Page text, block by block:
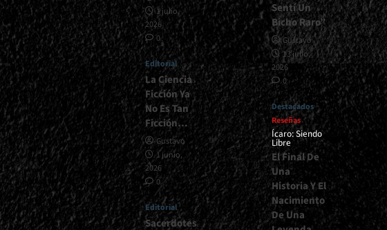
1 julio,
2026
0
Editorial
La Ciencia
Ficción Ya
No Es Tan
Ficción…
Gustavo
1 junio,
2026
0
Editorial
Sacerdotes
Sentí Un
Bicho Raro”
Gustavo
13 julio,
2026
0
Destacados
Reseñas
Ícaro: Siendo
Libre
El Final De
Una
Historia Y El
Nacimiento
De Una